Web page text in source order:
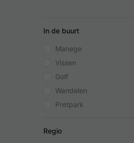
In de buurt
Manege
Vissen
Golf
Wandelen
Pretpark
Regio